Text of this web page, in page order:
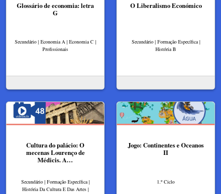
Glossário de economia: letra
G
Secundário | Economia A | Economia C |
Profissionais
O Liberalismo Económico
Secundário | Formação Específica |
História B
Cultura do palácio: O
mecenas Lourenço de
Médicis. A…
Secundário | Formação Específica |
História Da Cultura E Das Artes |
Jogo: Continentes e Oceanos
II
1.º Ciclo